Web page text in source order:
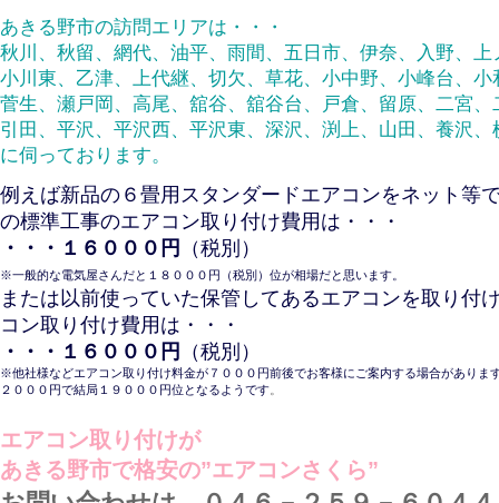
あきる野市の訪問エリアは・・・
秋川、秋留、網代、油平、雨間、五日市、伊奈、入野、
小川東、乙津、上代継、切欠、草花、小中野、小峰台、
菅生、瀬戸岡、高尾、舘谷、舘谷台、戸倉、留原、二宮
引田、平沢、平沢西、平沢東、深沢、渕上、山田、養沢、
に伺っております。
例えば新品の６畳用スタンダードエアコンをネット等
の標準工事のエアコン取り付け費用は・・・
・・・１６０００円
（税別）
※一般的な電気屋さんだと１８０００円（税別）位が相場だと思います。
または以前使っていた保管してあるエアコンを取り付
コン取り付け費用は・・・
・・・１６０００円
（税別）
※他社様などエアコン取り付け料金が７０００円前後でお客様にご案内する場合がありま
２０００円で結局１９０００円位となるようです
エアコン取り付けが
あきる野市で格安の”エアコンさくら”